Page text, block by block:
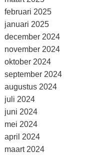
februari 2025
januari 2025
december 2024
november 2024
oktober 2024
september 2024
augustus 2024
juli 2024
juni 2024
mei 2024
april 2024
maart 2024